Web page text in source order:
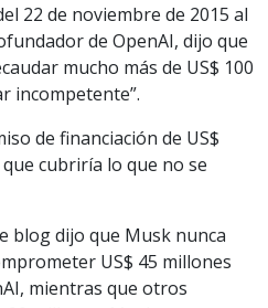
22 de noviembre de 2015 al
de OpenAI, dijo que
mucho más de US$ 100
incompetente”.
de financiación de US$
cubriría lo que no se
blog dijo que Musk nunca
US$ 45 millones
mientras que otros